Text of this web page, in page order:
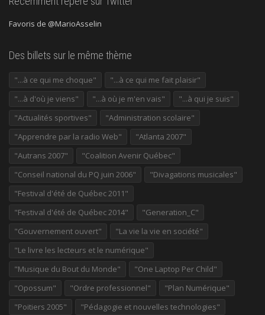
Favoris de @MarioAsselin
Des billets sur le même thème
"...à ce qui me choque"
"...à ce qui me fait plaisir"
"...à d'où je viens"
"...à où je m'en vais"
"...à qui je suis"
"Actualités sportives"
"Administration scolaire"
"Apprendre par la radio Web"
"Atlanta 2007"
"Autrans 2007"
"Coalition Avenir Québec"
"Conseil national du PQ juin 2006"
"Divagations musicales"
"Festival d'été de Québec 2011"
"Festival d'été de Québec 2014"
"Generation_C"
"Gouvernement ouvert"
"La vie la vie en société"
"Le livre les lecteurs et le numérique"
"Musique du Bout du Monde"
"One Laptop Per Child"
"Opossum"
"Ordre professionnel"
"Plan Numérique"
"Poitiers 2005"
"Pédagogie et nouvelles technologies"